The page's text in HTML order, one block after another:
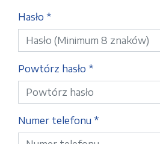
Hasło *
Powtórz hasło *
Numer telefonu *